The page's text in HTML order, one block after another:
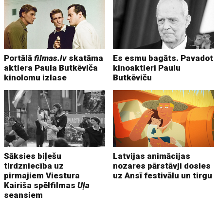
Portālāfilmas.lv skatāma
aktiera Paula Butkēviča
kinolomu izlase
Es esmu bagāts. Pavadot
kinoaktieri Paulu
Butkēviču
Sāksies biļešu
tirdzniecība uz
pirmajiem Viestura
Kairiša spēlfilmasUļa
seansiem
Latvijas animācijas
nozares pārstāvji dosies
uz Ansī festivālu un tirgu